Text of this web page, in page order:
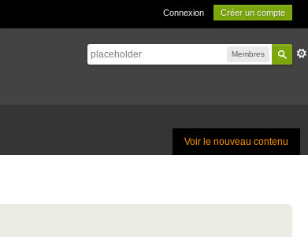
Connexion Créer un compte
Membres
Voir le nouveau contenu